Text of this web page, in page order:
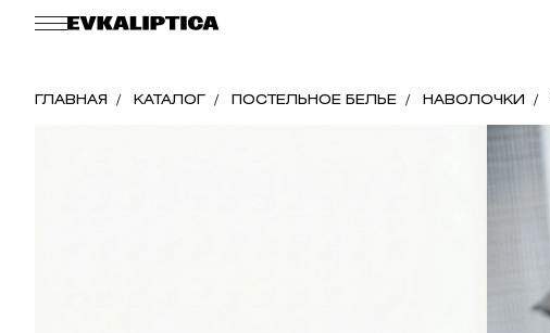
ГЛАВНАЯ КАТАЛОГ ПОСТЕЛЬНОЕ БЕЛЬЕ НАВОЛОЧКИ